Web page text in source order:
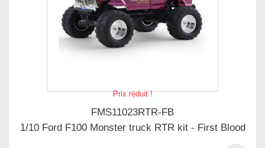
Prix réduit !
FMS11023RTR-FB
1/10 Ford F100 Monster truck RTR kit - First Blood